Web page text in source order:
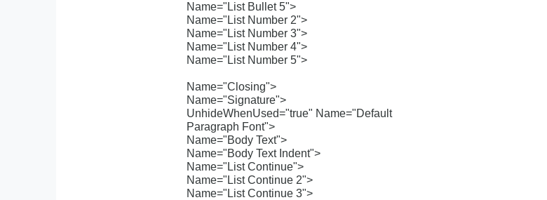
Name="List Bullet 5">
Name="List Number 2">
Name="List Number 3">
Name="List Number 4">
Name="List Number 5">
Name="Closing">
Name="Signature">
UnhideWhenUsed="true" Name="Default
Paragraph Font">
Name="Body Text">
Name="Body Text Indent">
Name="List Continue">
Name="List Continue 2">
Name="List Continue 3">